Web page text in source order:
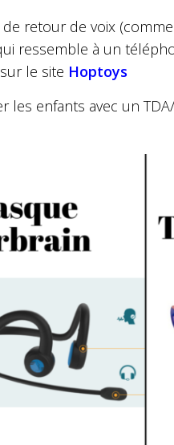
de retour de voix
ressemble à un
le site Hoptoys
les enfants avec un